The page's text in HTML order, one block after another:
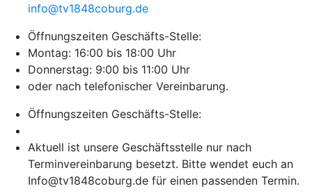
info@tv1848coburg.de
Öffnungszeiten Geschäfts-Stelle:
Montag: 16:00 bis 18:00 Uhr
Donnerstag: 9:00 bis 11:00 Uhr
oder nach telefonischer Vereinbarung.
Öffnungszeiten Geschäfts-Stelle:
Aktuell ist unsere Geschäftsstelle nur nach
Terminvereinbarung besetzt. Bitte wendet euch an
Info@tv1848coburg.de für einen passenden Termin.